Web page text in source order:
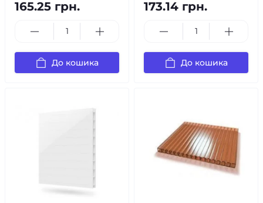
165.25 грн.
До кошика
173.14 грн.
До кошика